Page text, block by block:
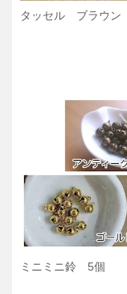
タッセル ブラウン
ミニミニ鈴 5個